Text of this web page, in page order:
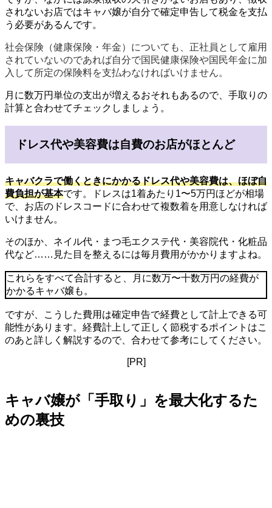
されないお店ではキャバ嬢が自分で確定申告して税金を支払
う必要があるんです。
社会保険（健康保険・年金）についても、正社員として雇用
されていないのであれば自分で国民健康保険や国民年金に加
入して所定の保険料を支払わなければいけません。
月に数万円単位の支出が増えるおそれもあるので、手取りの
計算と合わせてチェックしましょう。
ドレス代や美容費は自費のお店がほとんど
キャバクラで働くときにかかるドレス代や美容費は、ほぼ自
費負担が基本です。ドレスは1着あたり1〜5万円ほどが相場
で、お店のドレスコードに合わせて複数着を用意しなければ
いけません。
そのほか、ネイル代・まつ毛エクステ代・美容院代・化粧品
代など……見た目を整えるには毎月費用がかかりますよね。
これらをすべて合計すると、月に数万〜十数万円の経費が
かかるキャバ嬢も。
ですが、こうした費用は確定申告で経費として計上できる可
能性があります。経費計上して正しく節税するポイントはこ
のあと詳しく解説するので、合わせて参考にしてください。
[PR]
キャバ嬢が「手取り」を最大化するた
めの裏技